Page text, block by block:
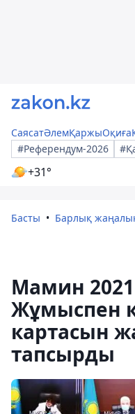
СаясатӘлемҚаржыОқиға
#Референдум-2026
+31°
Басты Барлық
Мамин
Жұмыспен
картасын
тапсырды